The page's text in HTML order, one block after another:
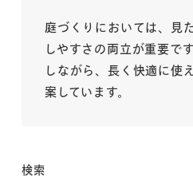
庭づくりにおいては、見
しやすさの両立が重要で
しながら、長く快適に使
案しています。
検索